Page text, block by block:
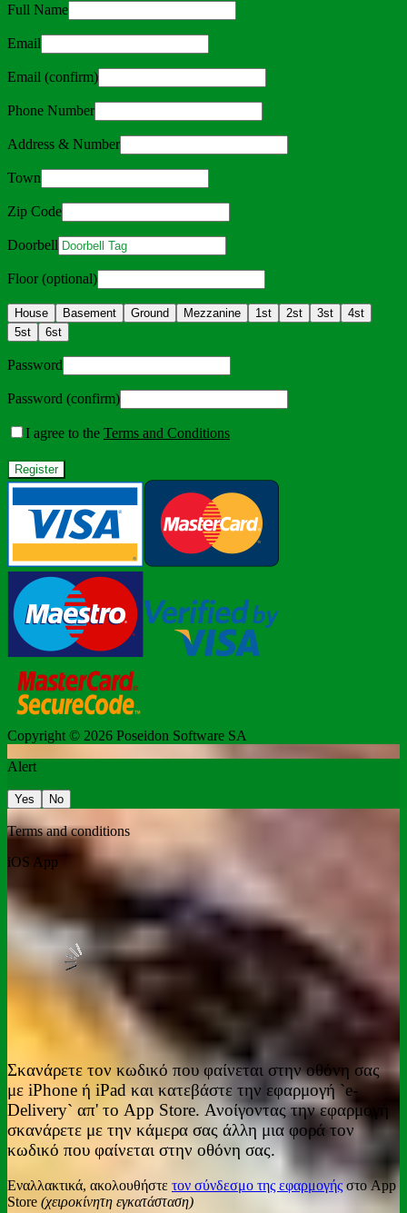
Full Name
Email
Email (confirm)
Phone Number
Address & Number
Town
Zip Code
Doorbell
Floor (optional)
House Basement Ground Mezzanine 1st 2st 3st
4st
5st
6st
Password
Password (confirm)
I agree to the Terms and Conditions
Register
Copyright © 2026 Poseidon Software SA
Alert
Yes No
Terms and conditions
iOS App
Σκανάρετε τον κωδικό που φαίνεται στην οθόνη σας
με iPhone ή iPad και κατεβάστε την εφαρμογή `e-
Delivery` απ' το App Store. Ανοίγοντας την εφαρμογή
σκανάρετε με την κάμερα σας άλλη μια φορά τον
κωδικό που φαίνεται στην οθόνη σας.
Εναλλακτικά, ακολουθήστε τον σύνδεσμο της εφαρμογής στο App
Store (χειροκίνητη εγκατάσταση)